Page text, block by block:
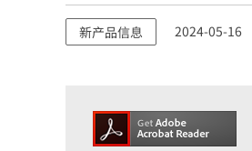
新产品信息 2024-05-16